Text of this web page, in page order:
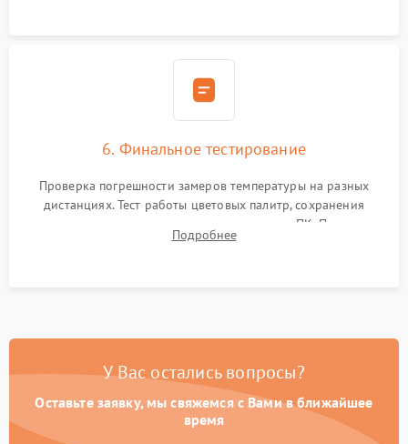
6. Финальное тестирование
Проверка погрешности замеров температуры на разных
дистанциях. Тест работы цветовых палитр, сохранения
термограмм в память и передачи данных на ПК. Проверка
автономности работы и итоговый контроль качества.
Подробнее
У Вас остались вопросы?
Оставьте заявку, мы свяжемся с Вами в ближайшее
время